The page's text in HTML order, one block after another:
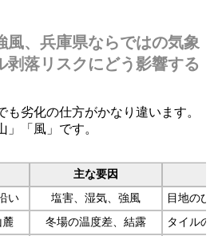
風、兵庫県ならではの気象
剥落リスクにどう影響する
も劣化の仕方がかなり違います。
」「風」です。
主な要因
い
塩害、湿気、強風
目地のひ
麓
冬場の温度差、結露
タイルの